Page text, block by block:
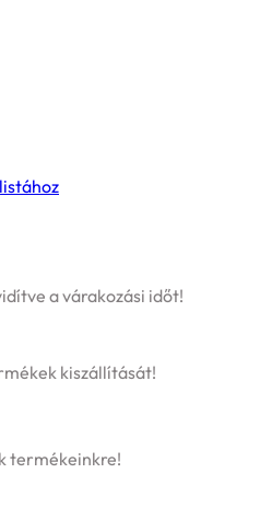
a várakozási időt!
kiszállítását!
termékeinkre!